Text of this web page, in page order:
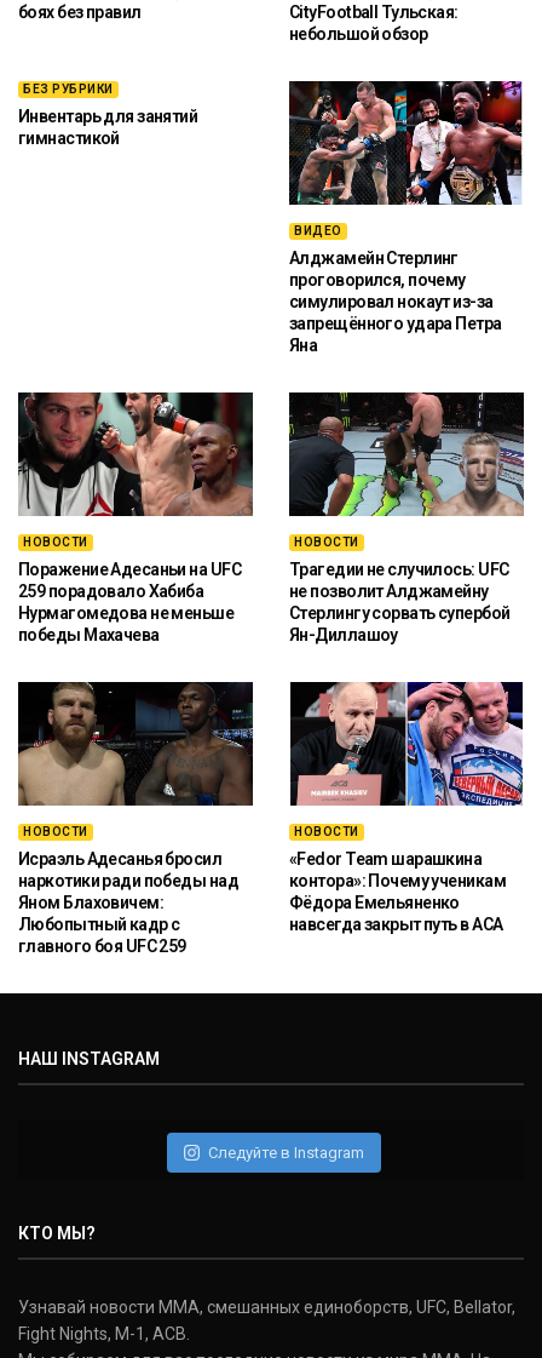
боях без правил
CityFootball Тульская:
небольшой обзор
БЕЗ РУБРИКИ
Инвентарь для занятий
гимнастикой
ВИДЕО
Алджамейн Стерлинг
проговорился, почему
симулировал нокаут из-за
запрещённого удара Петра
Яна
НОВОСТИ
Поражение Адесаньи на UFC
259 порадовало Хабиба
Нурмагомедова не меньше
победы Махачева
НОВОСТИ
Трагедии не случилось: UFC
не позволит Алджамейну
Стерлингу сорвать супербой
Ян-Диллашоу
НОВОСТИ
Исраэль Адесанья бросил
наркотики ради победы над
Яном Блаховичем:
Любопытный кадр с
главного боя UFC 259
НОВОСТИ
«Fedor Team шарашкина
контора»: Почему ученикам
Фёдора Емельяненко
навсегда закрыт путь в ACA
НАШ INSTAGRAM
Следуйте в Instagram
КТО МЫ?
Узнавай новости ММА, смешанных единоборств, UFC, Bellator,
Fight Nights, M-1, ACB.